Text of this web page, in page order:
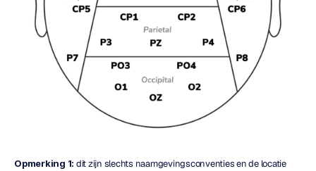
Opmerking 1: dit zijn slechts naamgevingsconventies en de locatie